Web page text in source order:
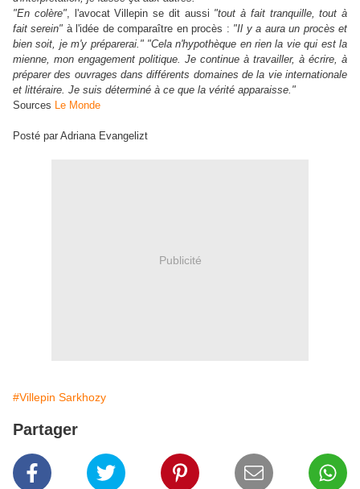
"En colère", l'avocat Villepin se dit aussi "tout à fait tranquille, tout à
fait serein" à l'idée de comparaître en procès : "Il y a aura un procès et
bien soit, je m'y préparerai." "Cela n'hypothèque en rien la vie qui est la
mienne, mon engagement politique. Je continue à travailler, à écrire, à
préparer des ouvrages dans différents domaines de la vie internationale
et littéraire. Je suis déterminé à ce que la vérité apparaisse."
Sources Le Monde
Posté par Adriana Evangelizt
Publicité
#Villepin Sarkhozy
Partager